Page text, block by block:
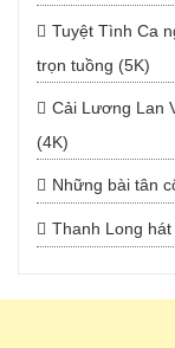
Tuyệt Tình Ca
trọn tuồng (5K)
Cải Lương Lan
(4K)
Những bài tân
Thanh Long